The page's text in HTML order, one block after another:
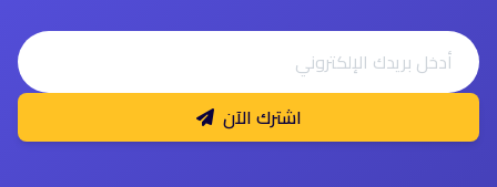
اشترك الآن